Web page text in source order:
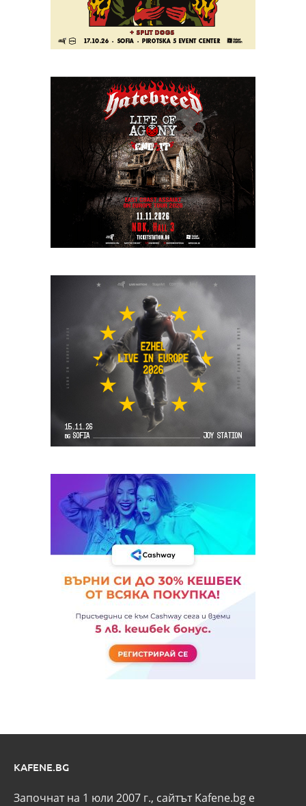
KAFENE.BG
Започнат на 1 юли 2007 г., сайтът Kafene.bg e